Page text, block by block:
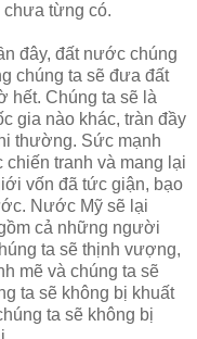
chưa từng có.
đây, đất nước chúng
chúng ta sẽ đưa đất
hết. Chúng ta sẽ là
gia nào khác, tràn đầy
thường. Sức mạnh
chiến tranh và mang lại
vốn đã tức giận, bạo
Nước Mỹ sẽ lại
cả những người
ta sẽ thịnh vượng,
mẽ và chúng ta sẽ
ta sẽ không bị khuất
ta sẽ không bị